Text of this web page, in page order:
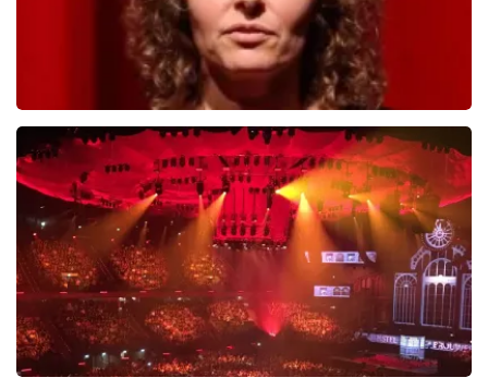
Esther van der Voort
488laatste 30 minuten
BESTEL NU